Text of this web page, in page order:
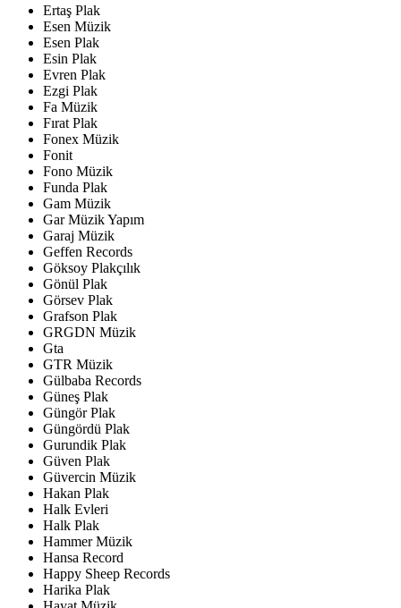
Ertaş Plak
Esen Müzik
Esen Plak
Esin Plak
Evren Plak
Ezgi Plak
Fa Müzik
Fırat Plak
Fonex Müzik
Fonit
Fono Müzik
Funda Plak
Gam Müzik
Gar Müzik Yapım
Garaj Müzik
Geffen Records
Göksoy Plakçılık
Gönül Plak
Görsev Plak
Grafson Plak
GRGDN Müzik
Gta
GTR Müzik
Gülbaba Records
Güneş Plak
Güngör Plak
Güngördü Plak
Gurundik Plak
Güven Plak
Güvercin Müzik
Hakan Plak
Halk Evleri
Halk Plak
Hammer Müzik
Hansa Record
Happy Sheep Records
Harika Plak